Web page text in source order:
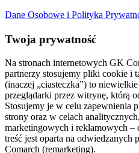
Dane Osobowe i Polityka
Twoja prywatność
Na stronach internetowych GK
partnerzy stosujemy pliki cookie i
(inaczej „ciasteczka”) to
przeglądarki przez witrynę, którą
Stosujemy je w celu zapewnienia
strony oraz w celach
marketingowych i reklamowych –
treść jest oparta na odwiedzanych
Comarch (remarketing).